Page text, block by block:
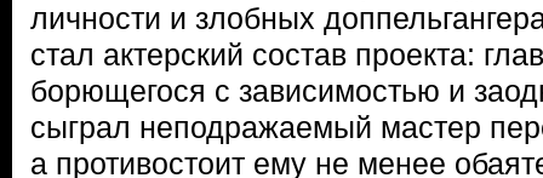
личности и злобных
стал актерский состав проекта:
борющегося с зависимостью и
сыграл неподражаемый мастер
а противостоит ему не менее